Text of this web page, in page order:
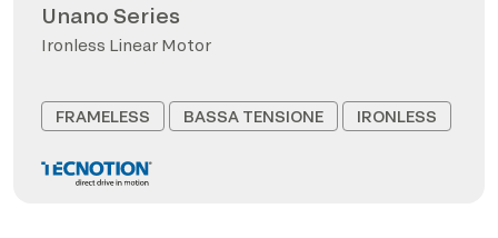
Unano Series
Ironless Linear Motor
FRAMELESS BASSA TENSIONE IRONLESS